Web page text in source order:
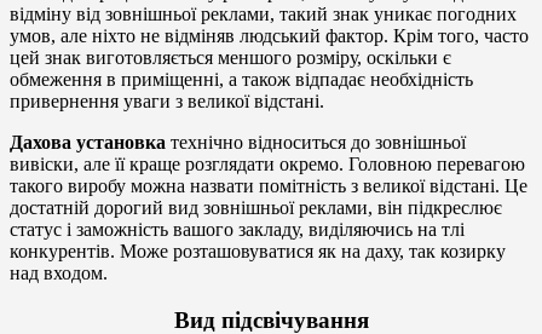
відміну від зовнішньої реклами, такий знак уникає погодних
умов, але ніхто не відміняв людський фактор. Крім того, часто
цей знак виготовляється меншого розміру, оскільки є
обмеження в приміщенні, а також відпадає необхідність
привернення уваги з великої відстані.
Дахова установка технічно відноситься до зовнішньої
вивіски, але її краще розглядати окремо. Головною перевагою
такого виробу можна назвати помітність з великої відстані. Це
достатній дорогий вид зовнішньої реклами, він підкреслює
статус і заможність вашого закладу, виділяючись на тлі
конкурентів. Може розташовуватися як на даху, так козирку
над входом.
Вид підсвічування